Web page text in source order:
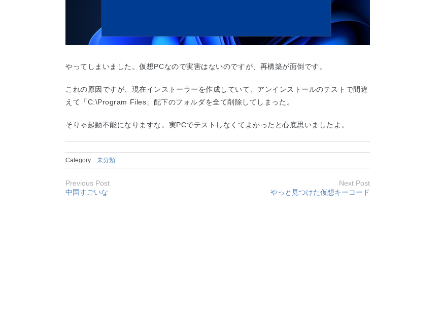
やってしまいました。仮想PCなので実害はないのですが、再構築が面倒です。
これの原因ですが、現在インストーラーを作成していて、アンインストールのテストで間違
えて「C:\Program Files」配下のフォルダを全て削除してしまった。
そりゃ起動不能になりますな。実PCでテストしなくてよかったと心底思いましたよ。
Category 未分類
Previous Post
中国すごいな
Next Post
やっと見つけた仮想キーコード